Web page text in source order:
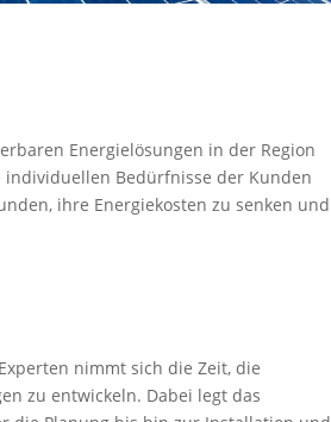
Energielösungen in der Region
Bedürfnisse der Kunden
ihre Energiekosten zu senken und
nimmt sich die Zeit, die
zu entwickeln. Dabei legt das